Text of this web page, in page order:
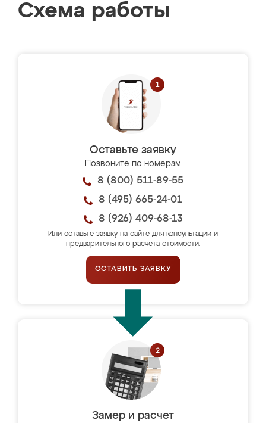
Схема работы
Оставьте заявку
Позвоните по номерам
8 (800) 511-89-55
8 (495) 665-24-01
8 (926) 409-68-13
Или оставьте заявку на сайте для консультации и
предварительного расчёта стоимости.
ОСТАВИТЬ ЗАЯВКУ
Замер и расчет